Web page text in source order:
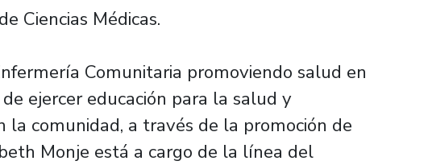
Ciencias Médicas.
Comunitaria promoviendo salud en
ejercer educación para la salud y
la comunidad, a través de la promoción de
Monje está a cargo de la línea del